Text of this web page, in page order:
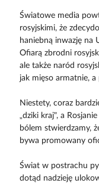
Światowe media
rosyjskimi, że
haniebną inwazję na
Ofiarą zbrodni
ale także naród
jak mięso armatnie,
Niestety, coraz
„dziki kraj", a
bólem stwierdzamy,
bywa promowany
Świat w postrachu
dotąd nadzieję